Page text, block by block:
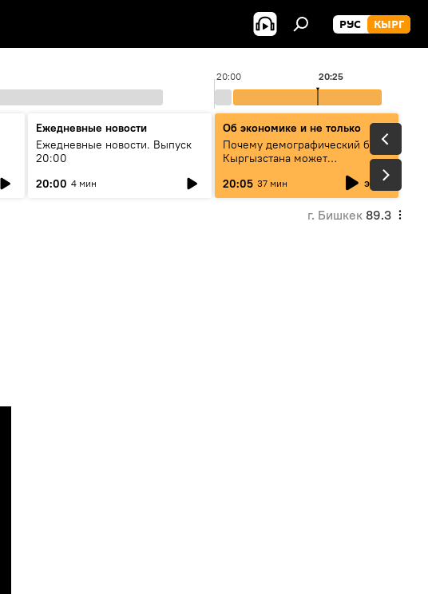
РУС КЫРГ
20:00 20:25
Ежедневные новости
Ежедневные новости. Выпуск
20:00
20:00 4 мин
Об экономике и не только
Почему демографический бум
Кыргызстана может
превратиться в проблему и как
этого избежать
20:05 37 мин эфир
г. Бишкек 89.3